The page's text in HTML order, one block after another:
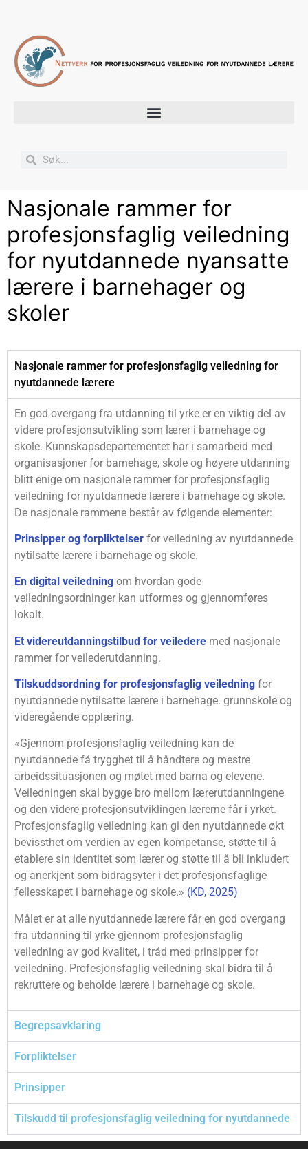
Nasjonale rammer for
profesjonsfaglig veiledning
for nyutdannede nyansatte
lærere i barnehager og
skoler
Nasjonale rammer for profesjonsfaglig veiledning for
nyutdannede lærere
En god overgang fra utdanning til yrke er en viktig del av
videre profesjonsutvikling som lærer i barnehage og
skole. Kunnskapsdepartementet har i samarbeid med
organisasjoner for barnehage, skole og høyere utdanning
blitt enige om nasjonale rammer for profesjonsfaglig
veiledning for nyutdannede lærere i barnehage og skole.
De nasjonale rammene består av følgende elementer:
Prinsipper og forpliktelser for veiledning av nyutdannede
nytilsatte lærere i barnehage og skole.
En digital veiledning om hvordan gode
veiledningsordninger kan utformes og gjennomføres
lokalt.
Et videreutdanningstilbud for veiledere med nasjonale
rammer for veilederutdanning.
Tilskuddsordning for profesjonsfaglig veiledning for
nyutdannede nytilsatte lærere i barnehage. grunnskole og
videregående opplæring.
«Gjennom profesjonsfaglig veiledning kan de
nyutdannede få trygghet til å håndtere og mestre
arbeidssituasjonen og møtet med barna og elevene.
Veiledningen skal bygge bro mellom lærerutdanningene
og den videre profesjonsutviklingen lærerne får i yrket.
Profesjonsfaglig veiledning kan gi den nyutdannede økt
bevissthet om verdien av egen kompetanse, støtte til å
etablere sin identitet som lærer og støtte til å bli inkludert
og anerkjent som bidragsyter i det profesjonsfaglige
fellesskapet i barnehage og skole.» (KD, 2025)
Målet er at alle nyutdannede lærere får en god overgang
fra utdanning til yrke gjennom profesjonsfaglig
veiledning av god kvalitet, i tråd med prinsipper for
veiledning. Profesjonsfaglig veiledning skal bidra til å
rekruttere og beholde lærere i barnehage og skole.
Begrepsavklaring
Forpliktelser
Prinsipper
Tilskudd til profesjonsfaglig veiledning for nyutdannede